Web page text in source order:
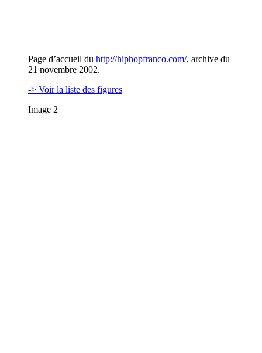
Page d’accueil du http://hiphopfranco.com/, archive du
21 novembre 2002.
-> Voir la liste des figures
Image 2